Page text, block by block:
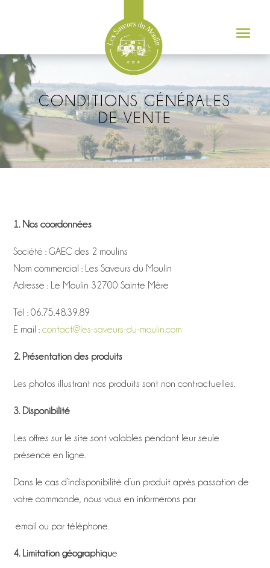
CONDITIONS GÉNÉRALES
DE VENTE
1. Nos coordonnées
Société : GAEC des 2 moulins
Nom commercial : Les Saveurs du Moulin
Adresse : Le Moulin 32700 Sainte Mère
Tél : 06.75.48.39.89
E mail :contact@les-saveurs-du-moulin.com
2. Présentation des produits
Les photos illustrant nos produits sont non contractuelles.
3. Disponibilité
Les offres sur le site sont valables pendant leur seule
présence en ligne.
Dans le cas d’indisponibilité d’un produit après passation de
votre commande, nous vous en informerons par
email ou par téléphone.
4. Limitation géographique